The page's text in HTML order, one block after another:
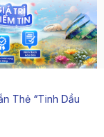
Thẻ “tinh Dầu